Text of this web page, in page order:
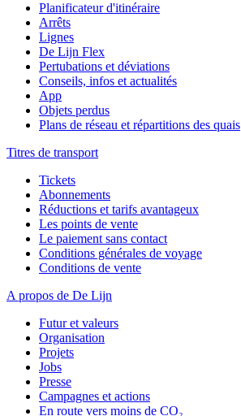
Planificateur d'itinéraire
Arrêts
Lignes
De Lijn Flex
Pertubations et déviations
Conseils, infos et actualités
App
Objets perdus
Plans de réseau et répartitions des quais
Titres de transport
Tickets
Abonnements
Réductions et tarifs avantageux
Les points de vente
Le paiement sans contact
Conditions générales de voyage
Conditions de vente
A propos de De Lijn
Futur et valeurs
Organisation
Projets
Jobs
Presse
Campagnes et actions
En route vers moins de CO₂